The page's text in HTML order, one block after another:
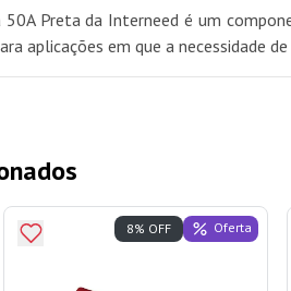
50A Preta da Interneed é um
aplicações em que a necessidade
8% OFF Oferta